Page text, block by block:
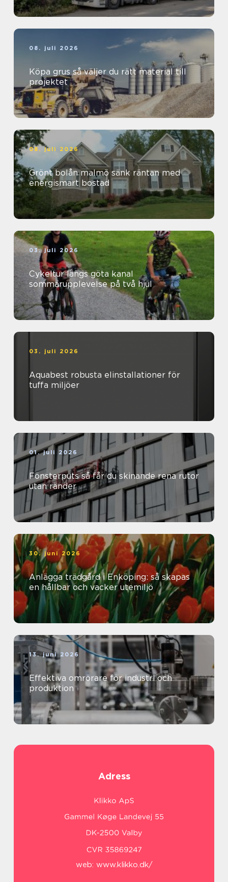
08. juli 2026
Köpa grus så väljer du rätt material till
projektet
08. juli 2026
Grönt bolån malmö sänk räntan med
energismart bostad
03. juli 2026
Cykeltur längs göta kanal
sommarupplevelse på två hjul
03. juli 2026
Aquabest robusta elinstallationer för
tuffa miljöer
01. juli 2026
Fönsterputs så får du skinande rena rutor
utan ränder
30. juni 2026
Anlägga trädgård i Enköping: så skapas
en hållbar och vacker utemiljö
13. juni 2026
Effektiva omrörare för industri och
produktion
Adress
web: www.klikko.dk/